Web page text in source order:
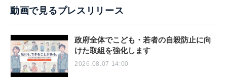
動画で見るプレスリリース
政府全体でこども・若者の自殺防止に向
けた取組を強化します
2026.08.07 14:00